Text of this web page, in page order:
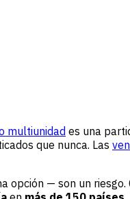
multiunidad es una
que nunca. Las
opción — son un